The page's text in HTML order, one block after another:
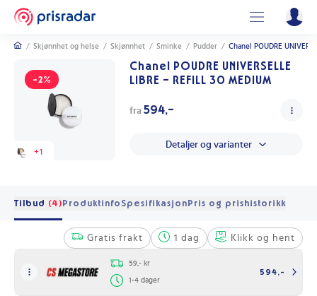
/ Skjønnhet og helse / Skjønnhet / Sminke / Pudder / Chanel POUDRE
-2%
+1
Chanel POUDRE UNIVERSELLE
LIBRE – REFILL 30 MEDIUM
fra 594,-
Detaljer og varianter
Tilbud (4)Produktinfo SpesifikasjonPris og prishistorikk
Gratis frakt 1 dag Klikk og hent
59,- kr
1-4 dager
594,-